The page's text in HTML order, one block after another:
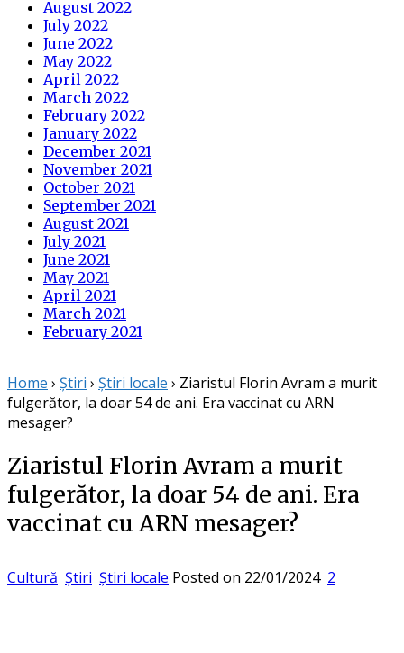
August 2022
July 2022
June 2022
May 2022
April 2022
March 2022
February 2022
January 2022
December 2021
November 2021
October 2021
September 2021
August 2021
July 2021
June 2021
May 2021
April 2021
March 2021
February 2021
Home › Știri › Știri locale › Ziaristul Florin Avram a murit
fulgerător, la doar 54 de ani. Era vaccinat cu ARN
mesager?
Ziaristul Florin Avram a murit
fulgerător, la doar 54 de ani. Era
vaccinat cu ARN mesager?
Cultură Știri Știri locale Posted on 22/01/2024 2